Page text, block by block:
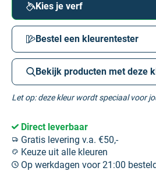
Kies je verf
Bestel een kleurentester
Bekijk producten met deze
Let op: deze kleur wordt speciaal voor
Direct leverbaar
Gratis levering v.a. €50,-
Keuze uit alle kleuren
Op werkdagen voor 21:00